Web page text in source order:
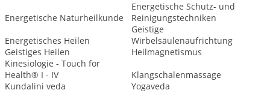
Energetische Naturheilkunde
Energetische Schutz- und
Reinigungstechniken
Energetisches Heilen
Geistige
Wirbelsäulenaufrichtung
Geistiges Heilen
Heilmagnetismus
Kinesiologie - Touch for
Health® I - IV
Klangschalenmassage
Kundalini veda
Yogaveda